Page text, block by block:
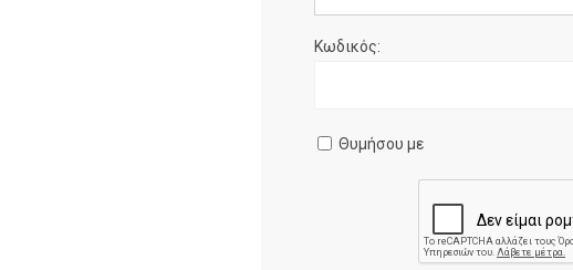
Κωδικός:
Θυμήσου με